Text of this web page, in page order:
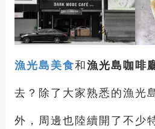
漁光島美食和漁光島咖啡
去？除了大家熟悉的漁光
外，周邊也陸續開了不少